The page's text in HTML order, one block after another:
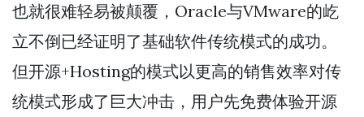
也就很难轻易被颠覆，Oracle与VMware的屹
立不倒已经证明了基础软件传统模式的成功。
但开源+Hosting的模式以更高的销售效率对传
统模式形成了巨大冲击，用户先免费体验开源